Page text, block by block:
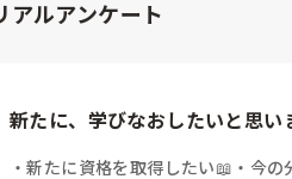
に言うのに泣いてしまいそうです。
、旦那さんは理解ありますか？分か
アルアンケート
新たに、学びなおしたいと思い
・新たに資格を取得したい📖 ・ 今の